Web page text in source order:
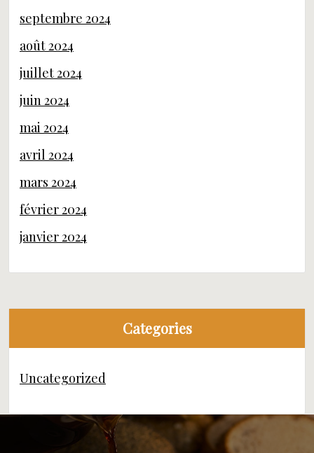
septembre 2024
août 2024
juillet 2024
juin 2024
mai 2024
avril 2024
mars 2024
février 2024
janvier 2024
Categories
Uncategorized